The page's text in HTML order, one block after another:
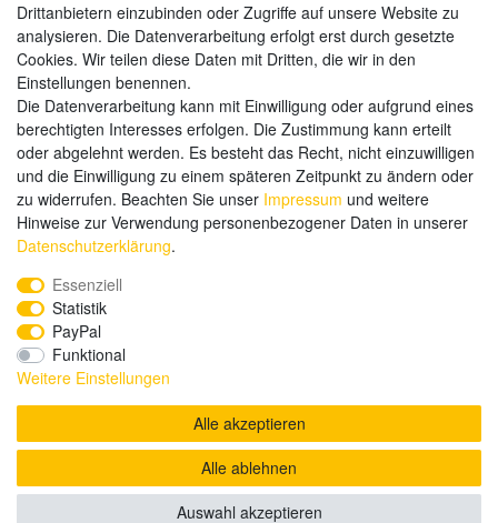
Weitere Zahlungsarten:
Kauf auf Rechnung
Vorkasse
Hier sind wir
© Copyright 2020 send-it-2-me.de. Alle Rechte vorbehalten.
Drittanbietern einzubinden oder Zugriffe auf unsere Website zu
analysieren. Die Datenverarbeitung erfolgt erst durch gesetzte
Cookies. Wir teilen diese Daten mit Dritten, die wir in den
Einstellungen benennen.
Die Datenverarbeitung kann mit Einwilligung oder aufgrund eines
berechtigten Interesses erfolgen. Die Zustimmung kann erteilt
oder abgelehnt werden. Es besteht das Recht, nicht einzuwilligen
und die Einwilligung zu einem späteren Zeitpunkt zu ändern oder
zu widerrufen. Beachten Sie unser Impressum und weitere
Hinweise zur Verwendung personenbezogener Daten in unserer
Daten­schutz­erklärung.
Essenziell
Statistik
PayPal
Funktional
Weitere Einstellungen
Alle akzeptieren
Alle ablehnen
Auswahl akzeptieren